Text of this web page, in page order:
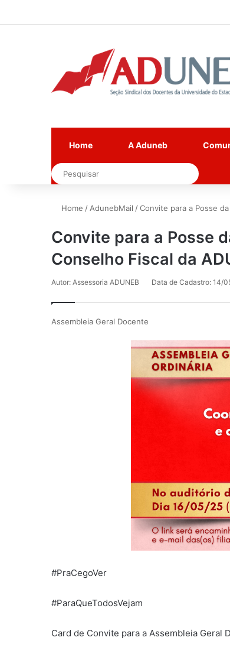
Home A Aduneb
Pesquisar
Home / AdunebMail /Convite para a Posse
Convite para a Posse
Conselho Fiscal da
Autor: Assessoria ADUNEB Data de Cadastro: 14/
Assembleia Geral Docente
#PraCegoVer
#ParaQueTodosVejam
Card de Convite para a Assembleia Geral